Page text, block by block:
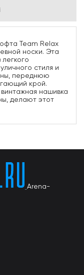
Team Relax
носки. Эта
стиля и
переднюю
крой.
нашивка
делают этот
Arena-